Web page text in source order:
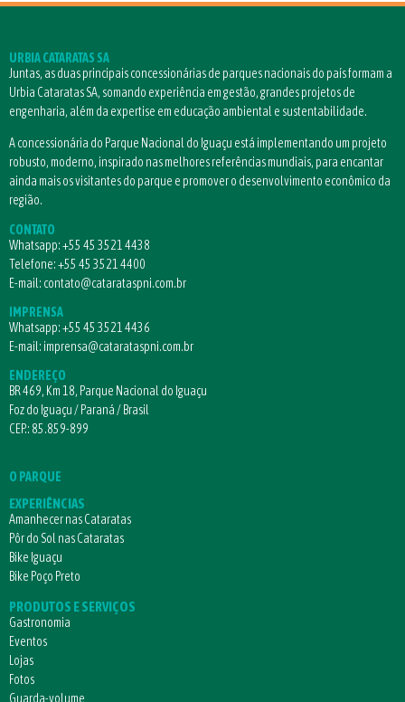
URBIA CATARATAS SA
Juntas, as duas principais concessionárias de parques nacionais do país formam a
Urbia Cataratas SA, somando experiência em gestão, grandes projetos de
engenharia, além da expertise em educação ambiental e sustentabilidade.
A concessionária do Parque Nacional do Iguaçu está implementando um projeto
robusto, moderno, inspirado nas melhores referências mundiais, para encantar
ainda mais os visitantes do parque e promover o desenvolvimento econômico da
região.
CONTATO
Whatsapp:+55 45 3521 4438
Telefone:+55 45 3521 4400
E-mail: contato@catarataspni.com.br
IMPRENSA
Whatsapp:+55 45 3521 4436
E-mail: imprensa@catarataspni.com.br
ENDEREÇO
BR 469, Km 18, Parque Nacional do Iguaçu
Foz do Iguaçu / Paraná / Brasil
CEP.: 85.859-899
O PARQUE
EXPERIÊNCIAS
Amanhecer nas Cataratas
Pôr do Sol nas Cataratas
Bike Iguaçu
Bike Poço Preto
PRODUTOS E SERVIÇOS
Gastronomia
Eventos
Lojas
Fotos
Guarda-volume